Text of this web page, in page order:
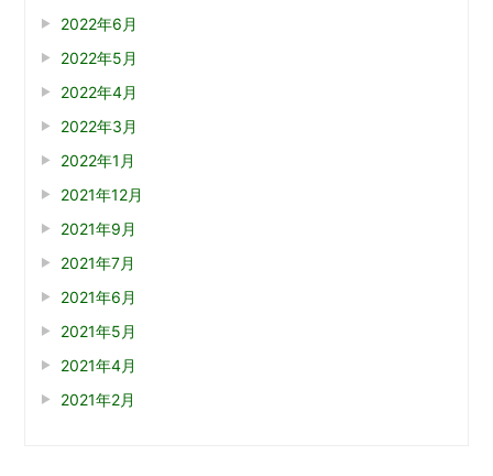
2022年6月
2022年5月
2022年4月
2022年3月
2022年1月
2021年12月
2021年9月
2021年7月
2021年6月
2021年5月
2021年4月
2021年2月